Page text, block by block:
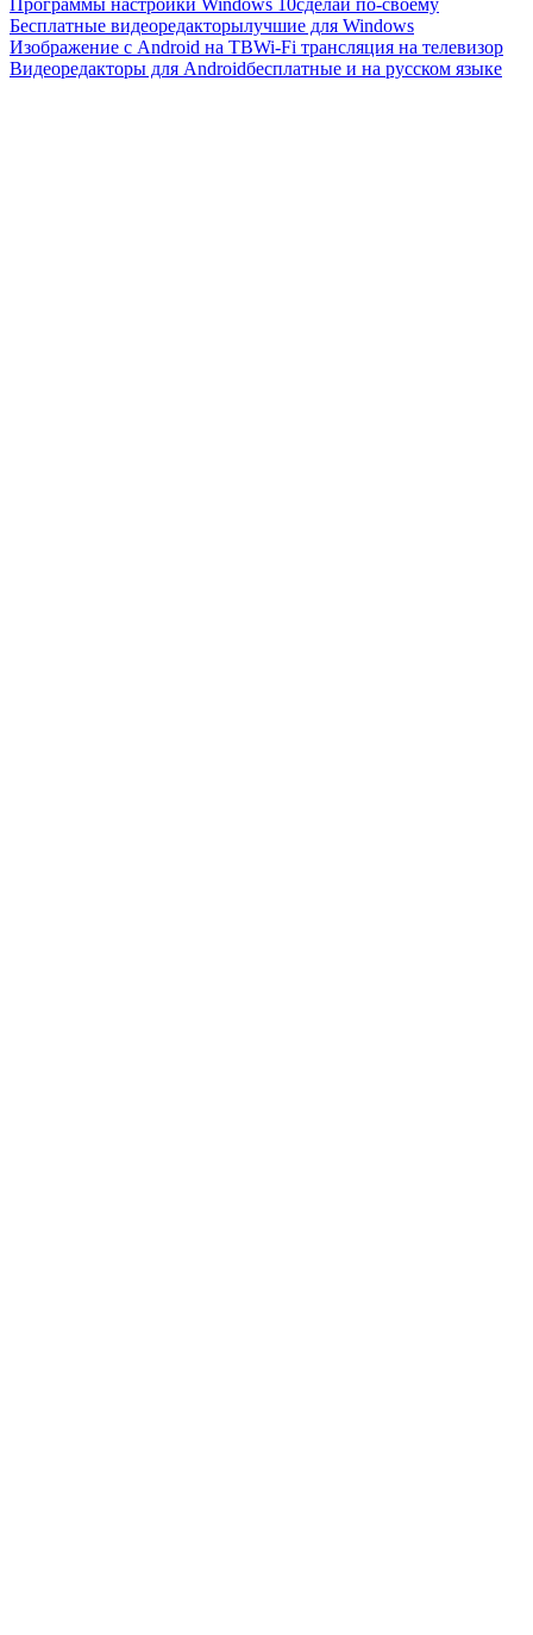
Программы настройки Windows 10сделай по-своему
Бесплатные видеоредакторылучшие для Windows
Изображение с Android на ТВWi-Fi трансляция на телевизор
Видеоредакторы для Androidбесплатные и на русском языке